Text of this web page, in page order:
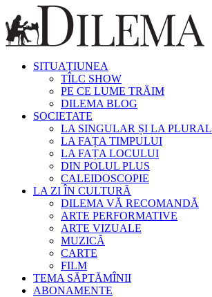
SITUAȚIUNEA
TÎLC SHOW
PE CE LUME TRĂIM
DILEMA BLOG
SOCIETATE
LA SINGULAR ȘI LA PLURAL
LA FAȚA TIMPULUI
LA FAȚA LOCULUI
DIN POLUL PLUS
CALEIDOSCOPIE
LA ZI ÎN CULTURĂ
DILEMA VĂ RECOMANDĂ
ARTE PERFORMATIVE
ARTE VIZUALE
MUZICĂ
CARTE
FILM
TEMA SĂPTĂMÎNII
ABONAMENTE